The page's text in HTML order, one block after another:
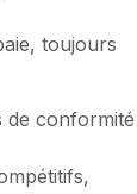
toujours
de conformité